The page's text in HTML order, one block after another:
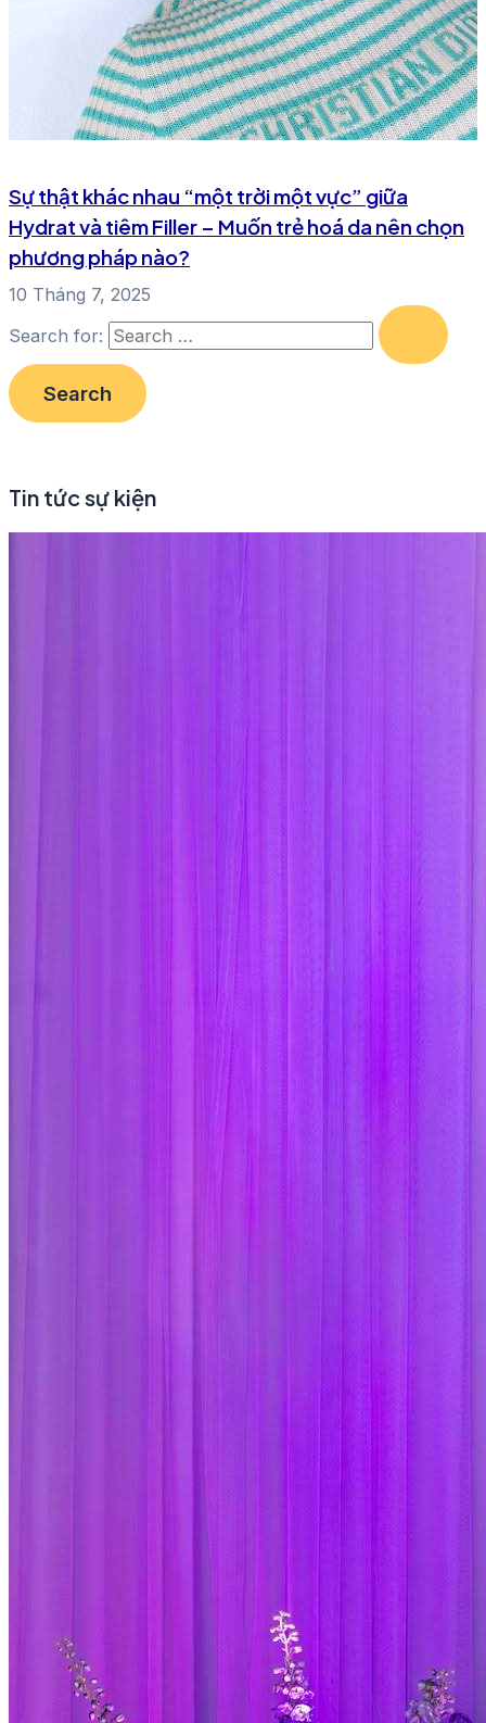
Sự thật khác nhau “một trời một vực” giữa
Hydrat và tiêm Filler – Muốn trẻ hoá da nên chọn
phương pháp nào?
10 Tháng 7, 2025
Search for:
Tin tức sự kiện